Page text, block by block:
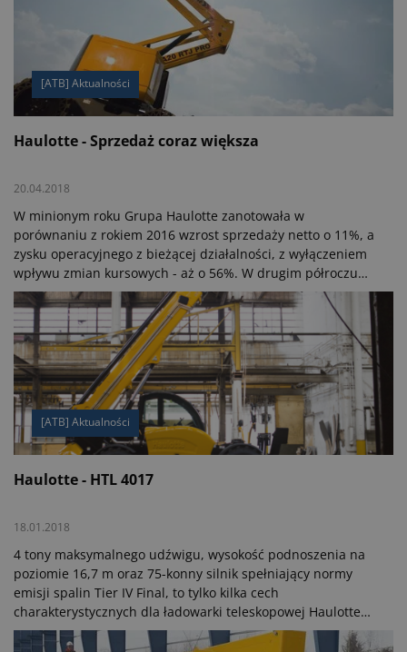
strategii firmy. Według niej w przyszłości wszystkie
terenowe platformy dostępowe będą miały napęd
wyłącznie elektryczny.
[ATB] Aktualności
Haulotte - Sprzedaż coraz większa
20.04.2018
W minionym roku Grupa Haulotte zanotowała w
porównaniu z rokiem 2016 wzrost sprzedaży netto o 11%, a
zysku operacyjnego z bieżącej działalności, z wyłączeniem
wpływu zmian kursowych - aż o 56%. W drugim półroczu
ub. roku firma podkręciła zatem jeszcze wyniki, głównie
dzięki stałemu wzrostowi rynku europejskiego.
[ATB] Aktualności
Haulotte - HTL 4017
18.01.2018
4 tony maksymalnego udźwigu, wysokość podnoszenia na
poziomie 16,7 m oraz 75-konny silnik spełniający normy
emisji spalin Tier IV Final, to tylko kilka cech
charakterystycznych dla ładowarki teleskopowej Haulotte
HTL 4017.